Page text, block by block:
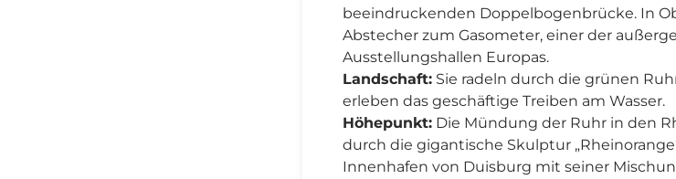
beeindruckenden Doppelbogenbrücke. In
Abstecher zum Gasometer, einer der
Ausstellungshallen Europas.
Landschaft: Sie radeln durch die grünen
erleben das geschäftige Treiben am Wasser.
Höhepunkt: Die Mündung der Ruhr in den
durch die gigantische Skulptur
Innenhafen von Duisburg mit seiner